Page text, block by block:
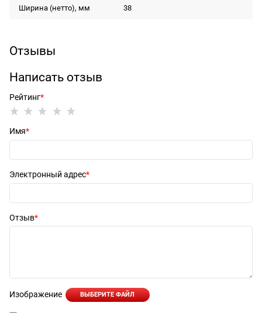
Ширина (нетто), мм 38
Отзывы
Написать отзыв
Рейтинг
Имя
Электронный адрес
Отзыв
Изображение ВЫБЕРИТЕ ФАЙЛ